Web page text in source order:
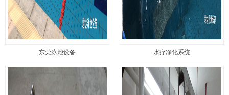
东莞泳池设备 水疗净化系统